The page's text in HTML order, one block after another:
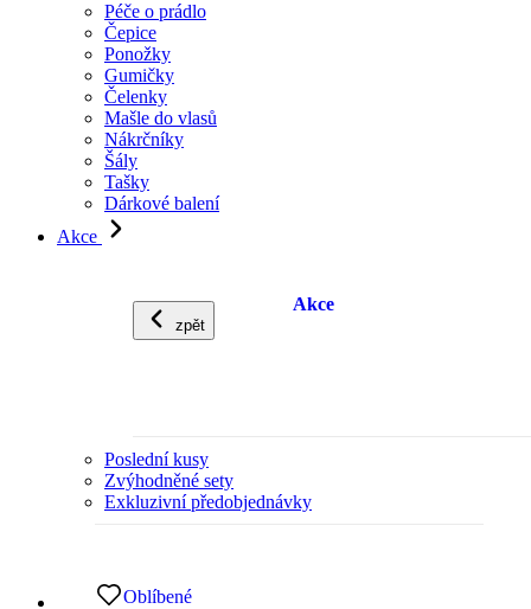
Péče o prádlo
Čepice
Ponožky
Gumičky
Čelenky
Mašle do vlasů
Nákrčníky
Šály
Tašky
Dárkové balení
Akce
zpět
Akce
Poslední kusy
Zvýhodněné sety
Exkluzivní předobjednávky
Oblíbené